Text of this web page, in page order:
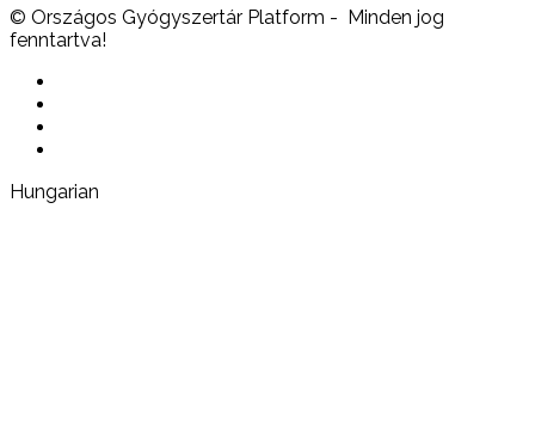
© Országos Gyógyszertár Platform - Minden jog
fenntartva!
Hungarian